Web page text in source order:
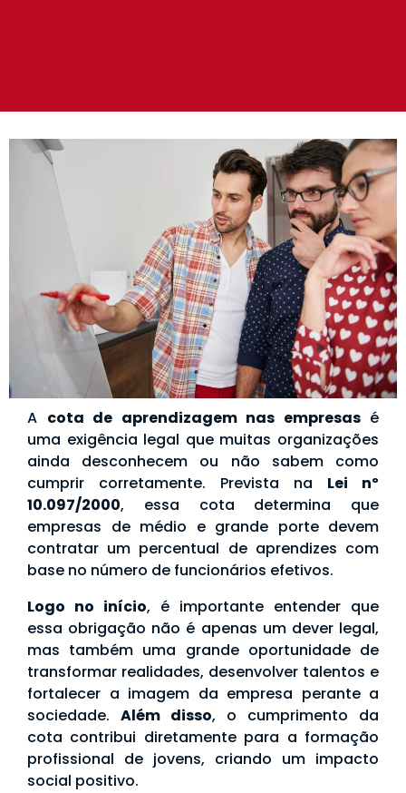
A cota de aprendizagem nas empresasé
uma exigência legal que muitas organizações
ainda desconhecem ou não sabem como
cumprir corretamente. Prevista na Lei nº
10.097/2000, essa cota determina que
empresas de médio e grande porte devem
contratar um percentual de aprendizes com
base no número de funcionários efetivos.
Logo no início, é importante entender que
essa obrigação não é apenas um dever legal,
mas também uma grande oportunidade de
transformar realidades, desenvolver talentos e
fortalecer a imagem da empresa perante a
sociedade. Além disso, o cumprimento da
cota contribui diretamente para a formação
profissional de jovens, criando um impacto
social positivo.